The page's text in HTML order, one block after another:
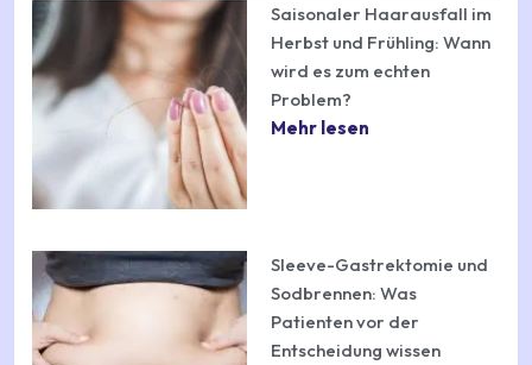
Saisonaler Haarausfall im
Herbst und Frühling: Wann
wird es zum echten
Problem?
Mehr lesen
Sleeve-Gastrektomie und
Sodbrennen: Was
Patienten vor der
Entscheidung wissen